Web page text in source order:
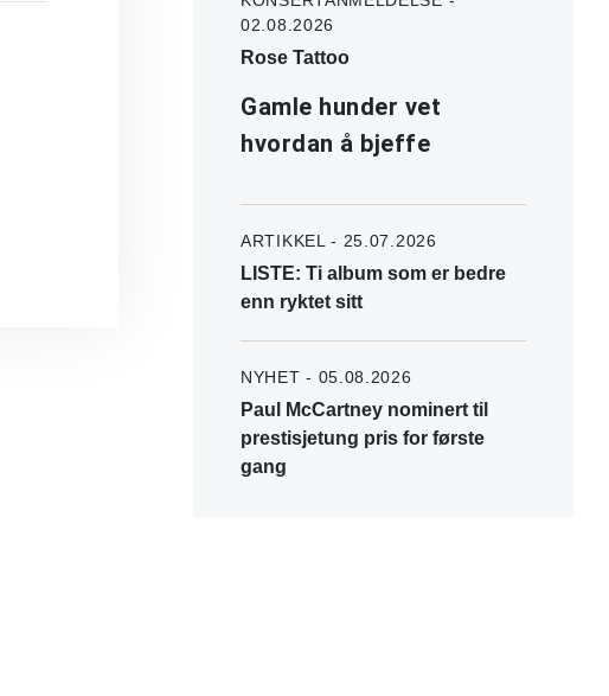
02.08.2026
Rose Tattoo
Gamle hunder vet
hvordan å bjeffe
ARTIKKEL - 25.07.2026
LISTE: Ti album som er bedre
enn ryktet sitt
NYHET - 05.08.2026
Paul McCartney nominert til
prestisjetung pris for første
gang